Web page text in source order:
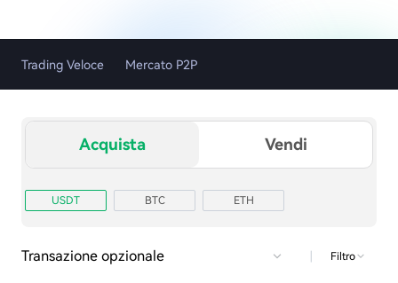
Trading Veloce Mercato P2P
Acquista Vendi
USDT BTC ETH
Transazione opzionale | Filtro